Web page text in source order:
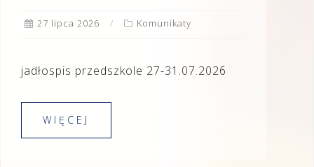
27 lipca 2026 Komunikaty
jadłospis przedszkole 27-31.07.2026
WIĘCEJ